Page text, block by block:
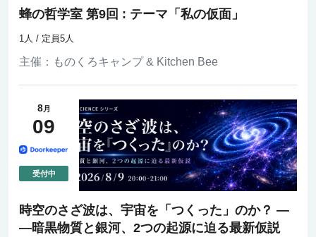
蜂の哲学室 第9回 : テーマ「私の仮面」
主催： ものくろキャンプ & Kitchen Bee
1人 / 定員5人
8月
09
時空のさざ波は、宇宙を「つくった」のか？ ―
―暗黒物質と銀河、2つの起源に迫る最新仮説